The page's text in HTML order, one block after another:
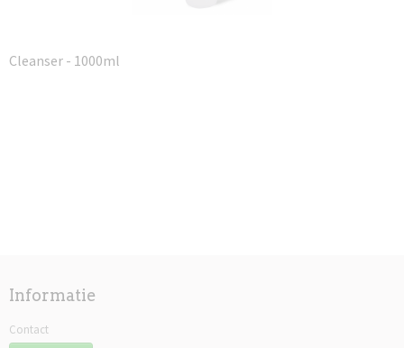
Cleanser - 1000ml
Informatie
Contact